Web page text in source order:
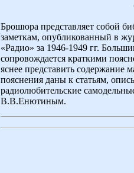
Брошюра представляет собой
заметкам, опубликованный в
«Радио» за 1946-1949 гг.
сопровождается краткими
яснее представить содержание
пояснения даны к статьям,
радиолюбительские
В.В.Енютиным.